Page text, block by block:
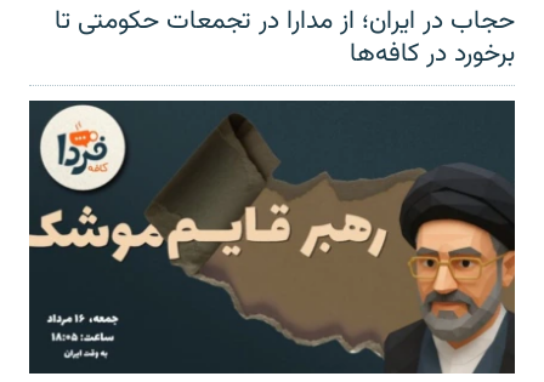
حجاب در ایران؛ از مدارا در تجمعات حکومتی تا
برخورد در کافه‌ها